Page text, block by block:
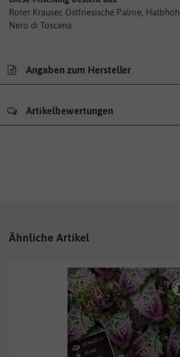
Roter Krauser, Ostfriesische Palme,
Nero di Toscana
Angaben zum Hersteller
Artikelbewertungen
Ähnliche Artikel